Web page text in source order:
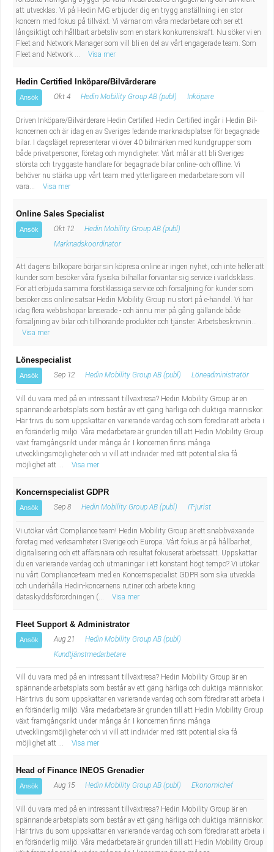
att utvecklas. Vi på Hedin MG erbjuder dig en trygg anställning i en stor
koncern med fokus på tillväxt. Vi värnar om våra medarbetare och ser ett
långsiktigt och hållbart arbetsliv som en stark konkurrenskraft. Nu söker vi en
Fleet and Network Manager som vill bli en del av vårt engagerade team. Som
Fleet and Network ...
Visa mer
Hedin Certified Inköpare/Bilvärderare
Ansök Okt 4 Hedin Mobility Group AB (publ) Inköpare
Driven Inköpare/Bilvärderare Hedin Certified Hedin Certified ingår i Hedin Bil-
koncernen och är idag en av Sveriges ledande marknadsplatser för begagnade
bilar. I dagsläget representerar vi över 40 bilmärken med kundgrupper som
både privatpersoner, företag och myndigheter. Vårt mål är att bli Sveriges
största och tryggaste handlare för begagnade bilar online- och offline. Vi
behöver nu stärka upp vårt team med ytterligare en medarbetare som vill
vara...
Visa mer
Online Sales Specialist
Ansök Okt 12
Hedin Mobility Group AB (publ)
Marknadskoordinator
Att dagens bilköpare börjar sin köpresa online är ingen nyhet, och inte heller att
kunder som besöker våra fysiska bilhallar förväntar sig service i världsklass.
För att erbjuda samma förstklassiga service och försäljning för kunder som
besöker oss online satsar Hedin Mobility Group nu stort på e-handel. Vi har
idag flera webbshopar lanserade - och ännu mer på gång gällande både
försäljning av bilar och tillhörande produkter och tjänster. Arbetsbeskrivnin...
Visa mer
Lönespecialist
Ansök Sep 12 Hedin Mobility Group AB (publ) Löneadministratör
Vill du vara med på en intressant tillväxtresa? Hedin Mobility Group är en
spännande arbetsplats som består av ett gäng härliga och duktiga människor.
Här trivs du som uppskattar en varierande vardag och som föredrar att arbeta i
en föränderlig miljö. Våra medarbetare är grunden till att Hedin Mobility Group
växt framgångsrikt under många år. I koncernen finns många
utvecklingsmöjligheter och vi vill att individer med rätt potential ska få
möjlighet att ...
Visa mer
Koncernspecialist GDPR
Ansök Sep 8 Hedin Mobility Group AB (publ) IT-jurist
Vi utökar vårt Compliance team! Hedin Mobility Group är ett snabbväxande
företag med verksamheter i Sverige och Europa. Vårt fokus är på hållbarhet,
digitalisering och ett affärsnära och resultat fokuserat arbetssätt. Uppskattar
du en varierande vardag och utmaningar i ett konstant högt tempo? Vi utökar
nu vårt Compliance-team med en Koncernspecialist GDPR som ska utveckla
och underhålla Hedin-koncernens rutiner och arbete kring
dataskyddsförordningen (...
Visa mer
Fleet Support & Administrator
Ansök Aug 21
Hedin Mobility Group AB (publ)
Kundtjänstmedarbetare
Vill du vara med på en intressant tillväxtresa? Hedin Mobility Group är en
spännande arbetsplats som består av ett gäng härliga och duktiga människor.
Här trivs du som uppskattar en varierande vardag och som föredrar att arbeta i
en föränderlig miljö. Våra medarbetare är grunden till att Hedin Mobility Group
växt framgångsrikt under många år. I koncernen finns många
utvecklingsmöjligheter och vi vill att individer med rätt potential ska få
möjlighet att ...
Visa mer
Head of Finance INEOS Grenadier
Ansök Aug 15 Hedin Mobility Group AB (publ) Ekonomichef
Vill du vara med på en intressant tillväxtresa? Hedin Mobility Group är en
spännande arbetsplats som består av ett gäng härliga och duktiga människor.
Här trivs du som uppskattar en varierande vardag och som föredrar att arbeta i
en föränderlig miljö. Våra medarbetare är grunden till att Hedin Mobility Group